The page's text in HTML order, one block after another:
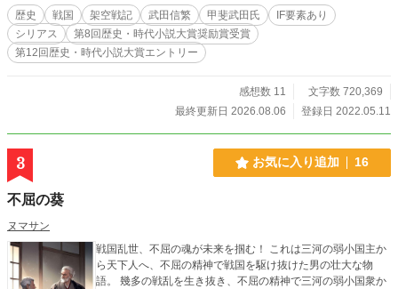
歴史 戦国 架空戦記 武田信繁 甲斐武田氏
IF要素あり
シリアス
第8回歴史・時代小説大賞奨励賞受賞
第12回歴史・時代小説大賞エントリー
感想数 11
文字数 720,369
最終更新日 2026.08.06
登録日 2022.05.11
3 お気に入り追加 16
不屈の葵
ヌマサン
戦国乱世、不屈の魂が未来を掴む！ これは三河の弱小国主か
ら天下人へ、不屈の精神で戦国を駆け抜けた男の壮大な物
語。 幾多の戦乱を生き抜き、不屈の精神で三河の弱小国衆か